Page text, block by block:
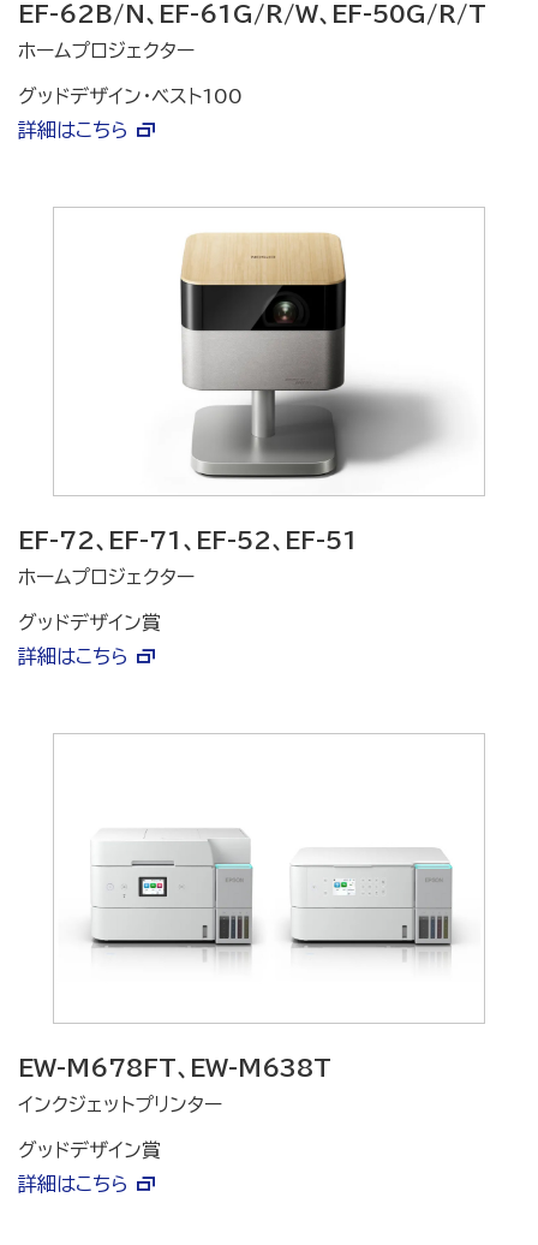
EF-62B/N、EF-61G/R/W、EF-50G/R/T
ホームプロジェクター
グッドデザイン・ベスト100
詳細はこちら
EF-72、EF-71、EF-52、EF-51
ホームプロジェクター
グッドデザイン賞
詳細はこちら
EW-M678FT、EW-M638T
インクジェットプリンター
グッドデザイン賞
詳細はこちら